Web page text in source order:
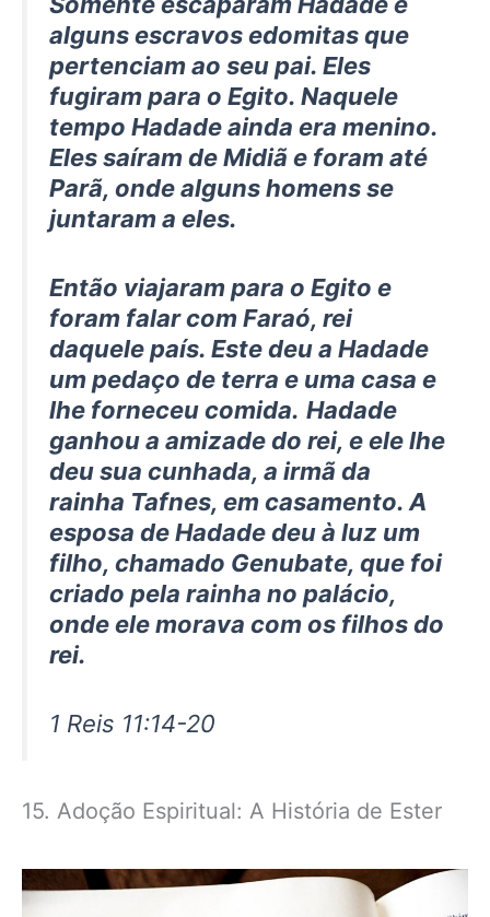
alguns escravos edomitas que
pertenciam ao seu pai. Eles
fugiram para o Egito. Naquele
tempo Hadade ainda era menino.
Eles saíram de Midiã e foram até
Parã, onde alguns homens se
juntaram a eles.
Então viajaram para o Egito e
foram falar com Faraó, rei
daquele país. Este deu a Hadade
um pedaço de terra e uma casa e
lhe forneceu comida. Hadade
ganhou a amizade do rei, e ele lhe
deu sua cunhada, a irmã da
rainha Tafnes, em casamento. A
esposa de Hadade deu à luz um
filho, chamado Genubate, que foi
criado pela rainha no palácio,
onde ele morava com os filhos do
rei.
1 Reis 11:14-20
15. Adoção Espiritual: A História de Ester